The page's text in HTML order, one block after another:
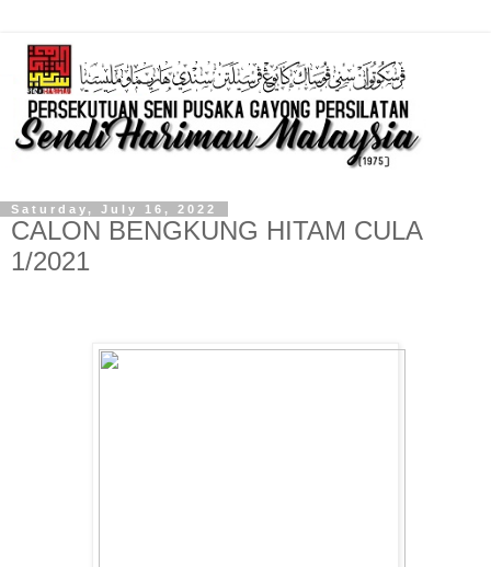
Saturday, July 16, 2022
CALON BENGKUNG HITAM CULA
1/2021